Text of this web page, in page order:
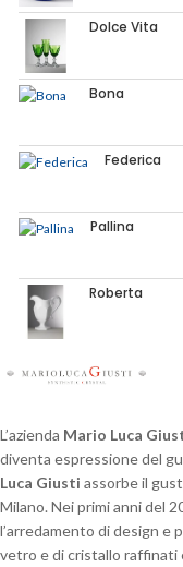
Dolce Vita
Bona
Federica
Pallina
Roberta
L’azienda Mario Luca
diventa espressione del
Luca Giusti assorbe il
Milano. Nei primi anni del
l’arredamento di design e
vetro e di cristallo raffinati